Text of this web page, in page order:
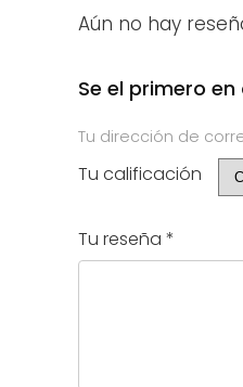
Aún no hay
Se el primero
Tu dirección de
Tu calificación
Tu reseña *